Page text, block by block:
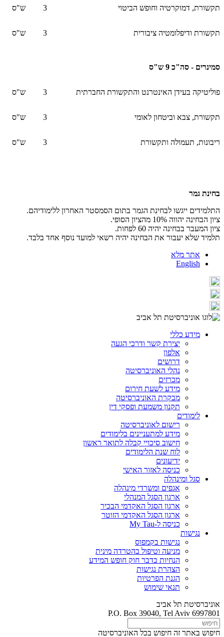
תקשורת, דמוקרטיה וחופש הביטוי 3 ש"ס
תקשורת ודיפלומטיה ציבורית 3 ש"ס
סמינרים - סה"כ 9 ש"ס
פוליטיקה בעידן האינטרנט והתקשורת החברתית 3 ש"ס
תקשורת, צבא וביטחון לאומי 3 ש"ס
ריבונות, תעמולה ותקשורת 3 ש"ס
בחינת גמר
התלמידים ייגשו לבחינת הגמר בתום הסמסטר האחרון ללימודיהם.
ציון הבחינה יהווה 10% מהציון הסופי.
ציון המעבר בבחינה יהיה 60 לפחות.
תלמיד שלא יעבור את הבחינה יהיה רשאי למועד נוסף אחד בלבד.
אתר מלא
English
מידע כללי
יצירת קשר ודרכי הגעה
אלפון
דרושים
נהלי האוניברסיטה
מכרזים
מידע לשעת חירום
מבקרת האוניברסיטה
תקנון משמעת ופסקי דין
לימודים
רישום לאוניברסיטה
מידע למתעניינים בלימודים
חישוב סיכויי קבלה לתואר ראשון
לוח שנת הלימודים
ידיעונים
כניסה לאזור האישי
סגל ומינהלה
אגפים ומשרדי מינהלה
ארגון הסגל המנהלי
ארגון הסגל האקדמי הבכיר
ארגון הסגל האקדמי הזוטר
כניסה ל-My Tau
נגישות
נגישות בקמפוס
מניעה וטיפול בהטרדה מינית
הנחיות בדבר חוק חופש המידע
הצהרת נגישות
הגנת הפרטיות
תנאי שימוש
אוניברסיטת תל אביב
P.O. Box 39040, Tel Aviv 6997801
חיפוש באתר זה חיפוש בכל האוניברסיטה